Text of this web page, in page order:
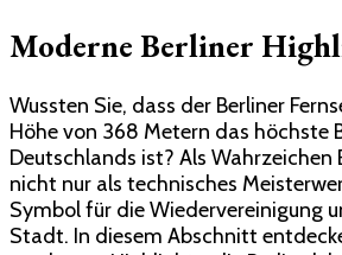
Moderne Berliner
Wussten Sie, dass der Berliner
Höhe von 368 Metern das höchste
Deutschlands ist? Als Wahrzeichen
nicht nur als technisches
Symbol für die Wiedervereinigung
Stadt. In diesem Abschnitt